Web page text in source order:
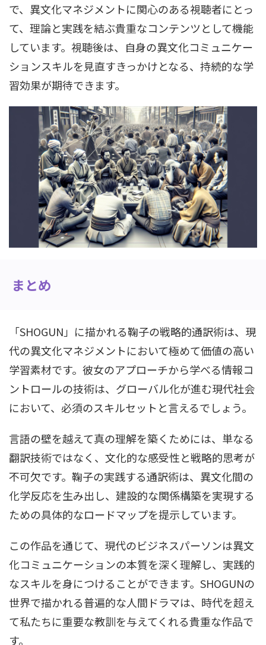
で、異文化マネジメントに関心のある視聴者にとっ
て、理論と実践を結ぶ貴重なコンテンツとして機能
しています。視聴後は、自身の異文化コミュニケー
ションスキルを見直すきっかけとなる、持続的な学
習効果が期待できます。
まとめ
「SHOGUN」に描かれる鞠子の戦略的通訳術は、現
代の異文化マネジメントにおいて極めて価値の高い
学習素材です。彼女のアプローチから学べる情報コ
ントロールの技術は、グローバル化が進む現代社会
において、必須のスキルセットと言えるでしょう。
言語の壁を越えて真の理解を築くためには、単なる
翻訳技術ではなく、文化的な感受性と戦略的思考が
不可欠です。鞠子の実践する通訳術は、異文化間の
化学反応を生み出し、建設的な関係構築を実現する
ための具体的なロードマップを提示しています。
この作品を通じて、現代のビジネスパーソンは異文
化コミュニケーションの本質を深く理解し、実践的
なスキルを身につけることができます。SHOGUNの
世界で描かれる普遍的な人間ドラマは、時代を超え
て私たちに重要な教訓を与えてくれる貴重な作品で
す。